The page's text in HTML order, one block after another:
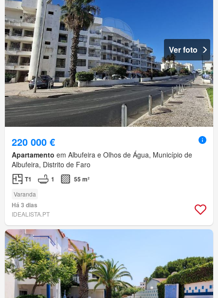
Ver foto
220 000 €
Apartamento em Albufeira e Olhos de Água, Município de
Albufeira, Distrito de Faro
T1 1 55 m²
Varanda
Há 3 dias
IDEALISTA.PT